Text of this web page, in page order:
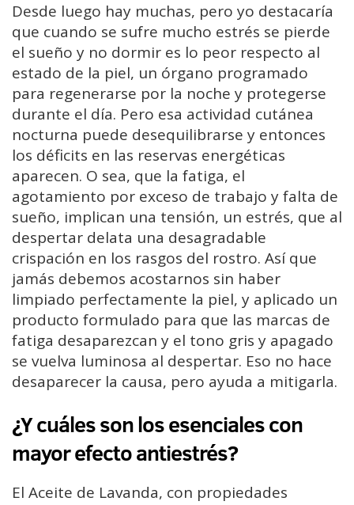
Desde luego hay muchas, pero yo destacaría
que cuando se sufre mucho estrés se pierde
el sueño y no dormir es lo peor respecto al
estado de la piel, un órgano programado
para regenerarse por la noche y protegerse
durante el día. Pero esa actividad cutánea
nocturna puede desequilibrarse y entonces
los déficits en las reservas energéticas
aparecen. O sea, que la fatiga, el
agotamiento por exceso de trabajo y falta de
sueño, implican una tensión, un estrés, que al
despertar delata una desagradable
crispación en los rasgos del rostro. Así que
jamás debemos acostarnos sin haber
limpiado perfectamente la piel, y aplicado un
producto formulado para que las marcas de
fatiga desaparezcan y el tono gris y apagado
se vuelva luminosa al despertar. Eso no hace
desaparecer la causa, pero ayuda a mitigarla.
¿Y cuáles son los esenciales con
mayor efecto antiestrés?
El Aceite de Lavanda, con propiedades